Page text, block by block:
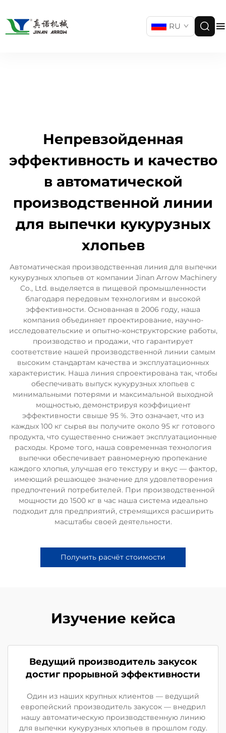
RU
Непревзойденная
эффективность и качество
в автоматической
производственной линии
для выпечки кукурузных
хлопьев
Автоматическая производственная линия для выпечки
кукурузных хлопьев от компании Jinan Arrow Machinery
Co., Ltd. выделяется в пищевой промышленности
благодаря передовым технологиям и высокой
эффективности. Основанная в 2006 году, наша
компания объединяет проектирование, научно-
исследовательские и опытно-конструкторские работы,
производство и продажи, что гарантирует
соответствие нашей производственной линии самым
высоким стандартам качества и эксплуатационных
характеристик. Наша линия спроектирована так, чтобы
обеспечивать выпуск кукурузных хлопьев с
минимальными потерями и максимальной выходной
мощностью, демонстрируя коэффициент
эффективности свыше 95 %. Это означает, что из
каждых 100 кг сырья вы получите около 95 кг готового
продукта, что существенно снижает эксплуатационные
расходы. Кроме того, наша современная технология
выпечки обеспечивает равномерную пропекание
каждого хлопья, улучшая его текстуру и вкус — фактор,
имеющий решающее значение для удовлетворения
предпочтений потребителей. При производственной
мощности до 1500 кг в час наша система идеально
подходит для предприятий, стремящихся расширить
масштабы своей деятельности.
Получить расчёт стоимости
Изучение кейса
Ведущий производитель закусок
достиг прорывной эффективности
Один из наших крупных клиентов — ведущий
европейский производитель закусок — внедрил
нашу автоматическую производственную линию
для выпечки кукурузных хлопьев в прошлом году.